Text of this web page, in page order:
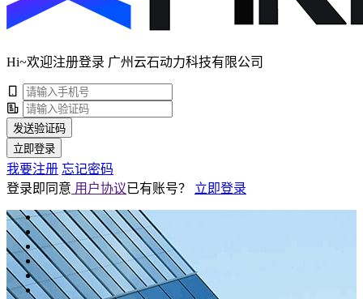
Hi~欢迎注册登录 广州云石动力科技有限公司
发送验证码
立即登录
我要注册 忘记密码
登录即同意 用户协议已有账号？ 立即登录